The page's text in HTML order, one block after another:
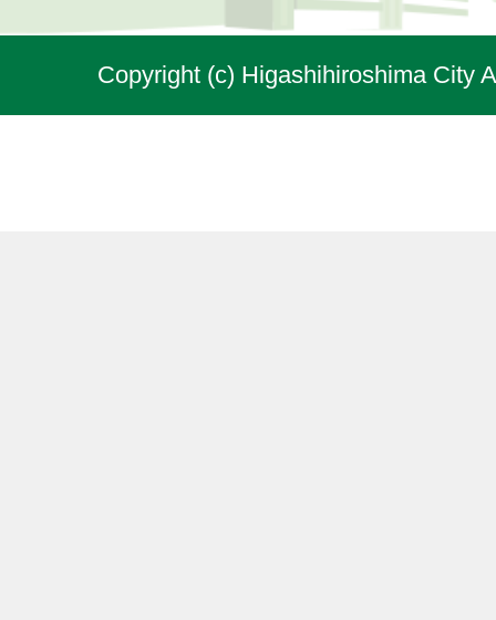
Copyright (c) Higashihiroshima City